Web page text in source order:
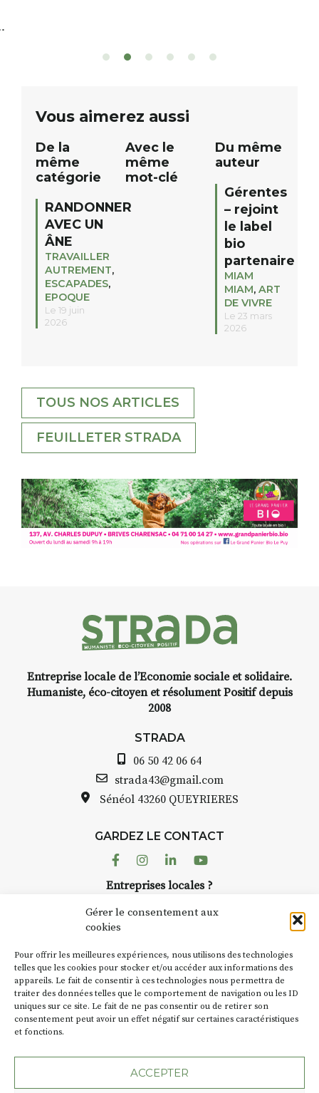
Gérer le consentement aux
cookies
Pour offrir les meilleures expériences, nous utilisons des technologies
telles que les cookies pour stocker et/ou accéder aux informations des
appareils. Le fait de consentir à ces technologies nous permettra de
traiter des données telles que le comportement de navigation ou les ID
uniques sur ce site. Le fait de ne pas consentir ou de retirer son
consentement peut avoir un effet négatif sur certaines caractéristiques
et fonctions.
ACCEPTER
sont à gagner, sélectionnés auprès
12h à […]
Vous aimerez aussi
De la
même
catégorie
RANDONNER
AVEC UN
ÂNE
TRAVAILLER
AUTREMENT,
ESCAPADES,
EPOQUE
Le 19 juin
2026
Avec le
même
mot-clé
Du même
auteur
Gérentes
– rejoint
le label
bio
partenaire
MIAM
MIAM, ART
DE VIVRE
Le 23 mars
2026
TOUS NOS ARTICLES
FEUILLETER STRADA
Entreprise locale de l’Economie sociale et solidaire.
Humaniste, éco-citoyen et résolument Positif depuis
2008
STRADA
06 50 42 06 64
strada43@gmail.com
Sénéol 43260 QUEYRIERES
GARDEZ LE CONTACT
FacebookInstagram
LinkedinYoutube
Entreprises locales ?
Suivez toute l'actu de Strada